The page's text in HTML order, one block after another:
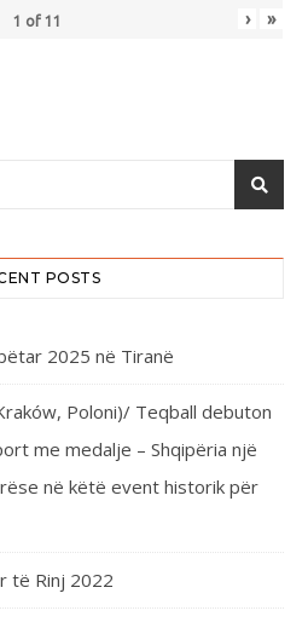
1 of 11 › »
POSTS
2025 në Tiranë
Poloni)/ Teqball debuton
me medalje – Shqipëria një
në këtë event historik për
të Rinj 2022